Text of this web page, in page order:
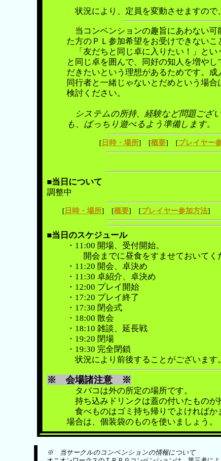
状況により、定員を変動させますので
当コンベンションの趣旨にあわない可
た方のＰＬ参加希望をお受けできない
「友だちと同じ卓に入りたい！」とい
と同じ卓を囲んで、同好の知人を増や
だきたいという理想があるためです。
同行者と一緒じゃないとだめという場
検討ください。
システムの所持、経験など問題ござ
も、ばっちり遊べるよう準備します。
[ 日時・場所] [概要] [プレイヤー
■当日について
調整中
[ 日時・場所] [概要] [プレイヤー参加方法]
■当日のスケジュール
・11:00 開場、受付開始。
開会までに昼食をすませておいてく
・11:20 開会、卓決め
・11:30 卓紹介、卓決め
・12:00 プレイ開始
・17:20 プレイ終了
・17:30 閉会式
・18:00 散会
・18:10 雑談、延長戦
・19:20 閉場
・19:30 完全閉鎖
状況により前後することがございます
※ 会場諸注意 ※
タバコは外の所定の場所です。
持ち込みドリンクは蓋の付いたものが
食べものはゴミ持ち帰りでよければか
場合は、個装袋のものを使いましょう。
※ 当サークルのコンベンションの情報について